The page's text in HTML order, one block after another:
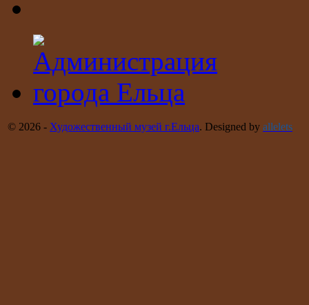
© 2026 - Художественный музей г.Ельца. Designed by allelets